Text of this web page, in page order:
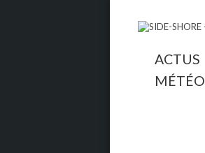
ACTUS
MÉTÉO